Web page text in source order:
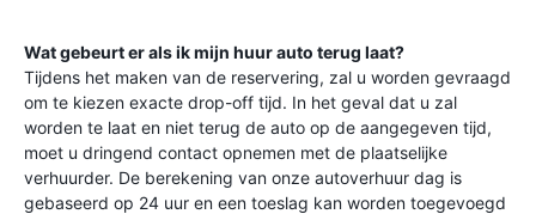
Wat gebeurt er als ik mijn huur auto terug laat?
Tijdens het maken van de reservering, zal u worden gevraagd
om te kiezen exacte drop-off tijd. In het geval dat u zal
worden te laat en niet terug de auto op de aangegeven tijd,
moet u dringend contact opnemen met de plaatselijke
verhuurder. De berekening van onze autoverhuur dag is
gebaseerd op 24 uur en een toeslag kan worden toegevoegd